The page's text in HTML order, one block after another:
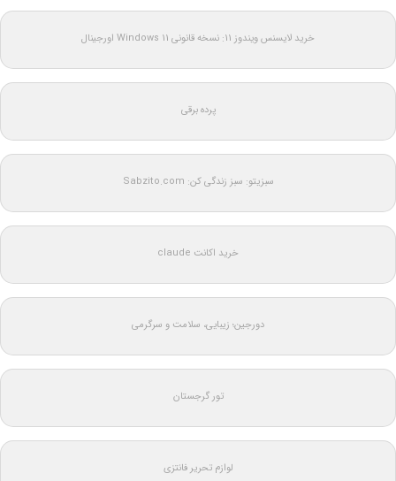
خرید لایسنس ویندوز 11: نسخه قانونی Windows 11 اورجینال
پرده برقی
سبزیتو: سبز زندگی کن: Sabzito.com
خرید اکانت claude
دورجین؛ زیبایی، سلامت و سرگرمی
تور گرجستان
لوازم تحریر فانتزی